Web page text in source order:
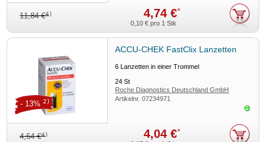
11,84 €4) 4,74 €*
0,10 € pro 1 Stk
ACCU-CHEK FastClix Lanzetten
6 Lanzetten in einer Trommel
24St
Roche Diagnostics Deutschland GmbH
Artikelnr.07234971
4,64 €4) 4,04 €*
- 13% 2)